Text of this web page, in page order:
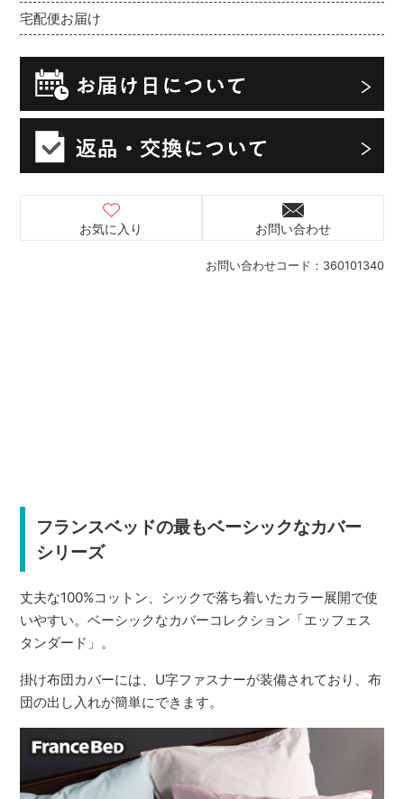
お問い合わせコード： 360101340
宅配便お届け
お気に入り お問い合わせ
フランスベッドの最もベーシックなカバー
シリーズ
丈夫な100%コットン、シックで落ち着いたカラー展開で使
いやすい。ベーシックなカバーコレクション「エッフェス
タンダード」。
掛け布団カバーには、U字ファスナーが装備されており、布
団の出し入れが簡単にできます。